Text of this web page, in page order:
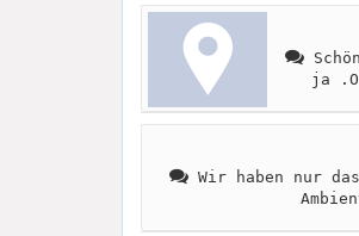
ja
Wir haben nur